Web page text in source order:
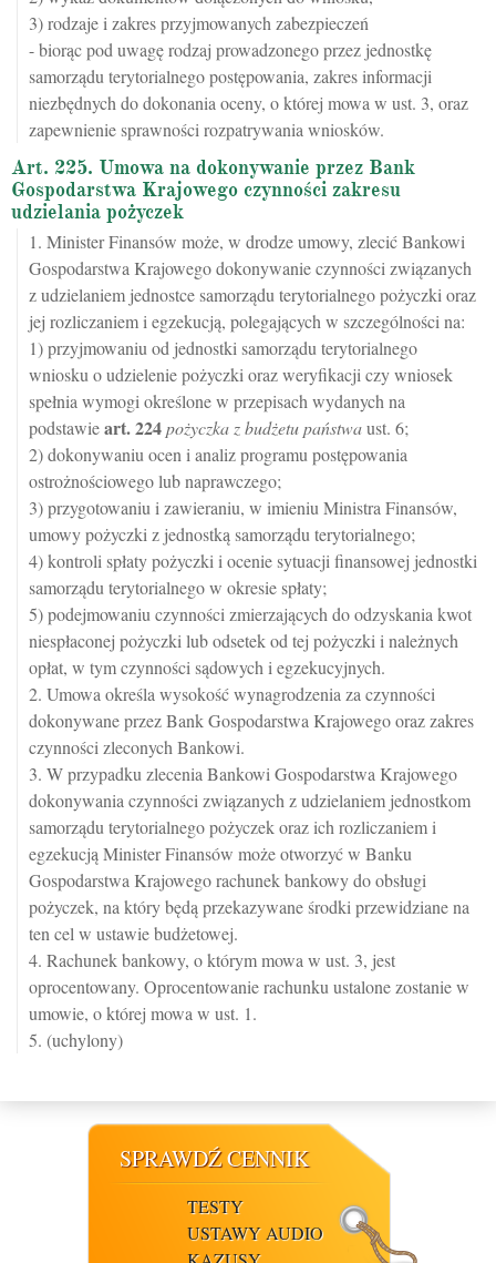
3) rodzaje i zakres przyjmowanych zabezpieczeń
- biorąc pod uwagę rodzaj prowadzonego przez jednostkę
samorządu terytorialnego postępowania, zakres informacji
niezbędnych do dokonania oceny, o której mowa w ust. 3, oraz
zapewnienie sprawności rozpatrywania wniosków.
Art. 225. Umowa na dokonywanie przez Bank
Gospodarstwa Krajowego czynności zakresu
udzielania pożyczek
1. Minister Finansów może, w drodze umowy, zlecić Bankowi
Gospodarstwa Krajowego dokonywanie czynności związanych
z udzielaniem jednostce samorządu terytorialnego pożyczki oraz
jej rozliczaniem i egzekucją, polegających w szczególności na:
1) przyjmowaniu od jednostki samorządu terytorialnego
wniosku o udzielenie pożyczki oraz weryfikacji czy wniosek
spełnia wymogi określone w przepisach wydanych na
podstawieart.224pożyczka z budżetu państwaust. 6;
2) dokonywaniu ocen i analiz programu postępowania
ostrożnościowego lub naprawczego;
3) przygotowaniu i zawieraniu, w imieniu Ministra Finansów,
umowy pożyczki z jednostką samorządu terytorialnego;
4) kontroli spłaty pożyczki i ocenie sytuacji finansowej jednostki
samorządu terytorialnego w okresie spłaty;
5) podejmowaniu czynności zmierzających do odzyskania kwot
niespłaconej pożyczki lub odsetek od tej pożyczki i należnych
opłat, w tym czynności sądowych i egzekucyjnych.
2. Umowa określa wysokość wynagrodzenia za czynności
dokonywane przez Bank Gospodarstwa Krajowego oraz zakres
czynności zleconych Bankowi.
3. W przypadku zlecenia Bankowi Gospodarstwa Krajowego
dokonywania czynności związanych z udzielaniem jednostkom
samorządu terytorialnego pożyczek oraz ich rozliczaniem i
egzekucją Minister Finansów może otworzyć w Banku
Gospodarstwa Krajowego rachunek bankowy do obsługi
pożyczek, na który będą przekazywane środki przewidziane na
ten cel w ustawie budżetowej.
4. Rachunek bankowy, o którym mowa w ust. 3, jest
oprocentowany. Oprocentowanie rachunku ustalone zostanie w
umowie, o której mowa w ust. 1.
5. (uchylony)
SPRAWDŹ CENNIK
TESTY
USTAWY AUDIO